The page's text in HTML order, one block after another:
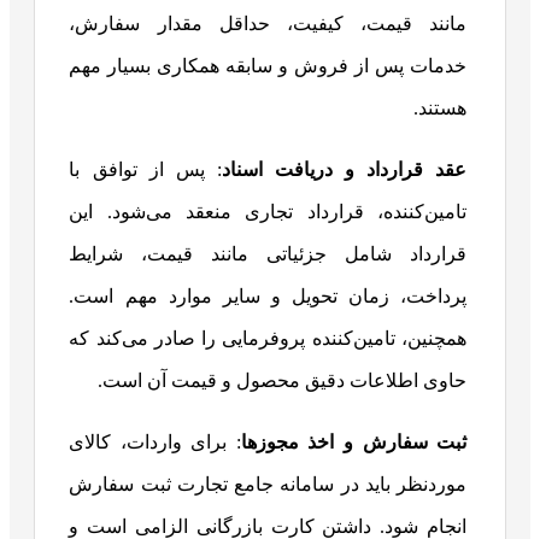
مانند قیمت، کیفیت، حداقل مقدار سفارش،
خدمات پس از فروش و سابقه همکاری بسیار مهم
هستند.
عقد قرارداد و دریافت اسناد: پس از توافق با
تامین‌کننده، قرارداد تجاری منعقد می‌شود. این
قرارداد شامل جزئیاتی مانند قیمت، شرایط
پرداخت، زمان تحویل و سایر موارد مهم است.
همچنین، تامین‌کننده پروفرمایی را صادر می‌کند که
حاوی اطلاعات دقیق محصول و قیمت آن است.
ثبت سفارش و اخذ مجوزها: برای واردات، کالای
موردنظر باید در سامانه جامع تجارت ثبت سفارش
انجام شود. داشتن کارت بازرگانی الزامی است و